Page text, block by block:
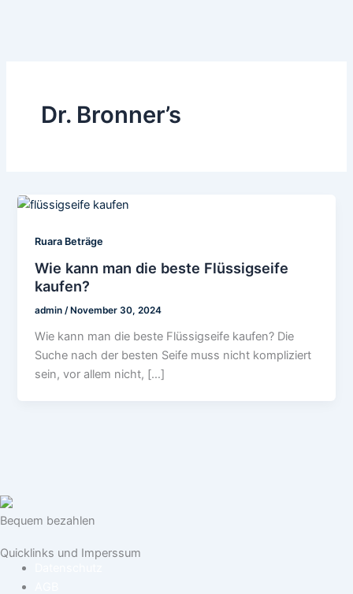
Dr. Bronner’s
Ruara Beträge
Wie kann man die beste Flüssigseife
kaufen?
admin/ November 30, 2024
Wie kann man die beste Flüssigseife kaufen? Die
Suche nach der besten Seife muss nicht kompliziert
sein, vor allem nicht, […]
Bequem bezahlen
Quicklinks und Imperssum